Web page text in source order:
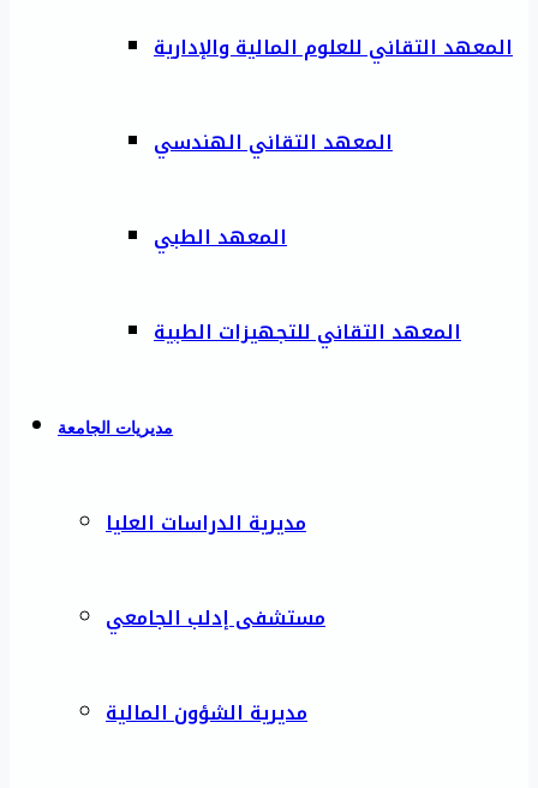
المعهد التقاني للعلوم المالية والإدارية
المعهد التقاني الهندسي
المعهد الطبي
المعهد التقاني للتجهيزات الطبية
مديريات الجامعة
مديرية الدراسات العليا
مستشفى إدلب الجامعي
مديرية الشؤون المالية